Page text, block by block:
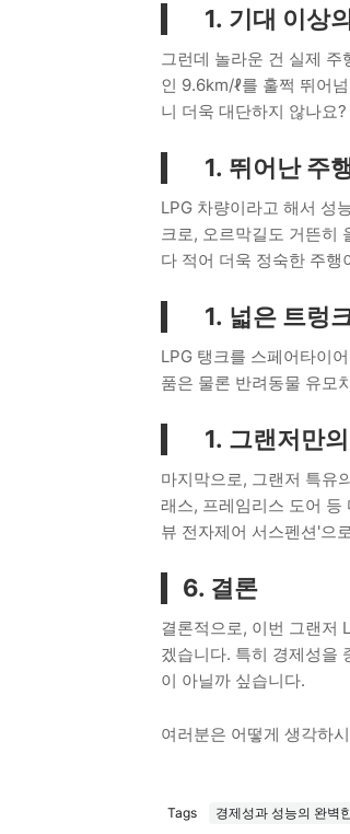
기대 이상
그런데 놀라운 건 실제
인 9.6km/ℓ를 훌쩍 뛰어
니 더욱 대단하지 않나요?
뛰어난 주
LPG 차량이라고 해서 성
크로, 오르막길도 거뜬히
다 적어 더욱 정숙한 주행
넓은 트렁
LPG 탱크를 스페어타이
품은 물론 반려동물 유모
그랜저만
마지막으로, 그랜저 특유
래스, 프레임리스 도어
뷰 전자제어 서스펜션'으
6. 결론
결론적으로, 이번 그랜저
겠습니다. 특히 경제성을
이 아닐까 싶습니다.
여러분은 어떻게 생각하
Tags 경제성과 성능의 완벽